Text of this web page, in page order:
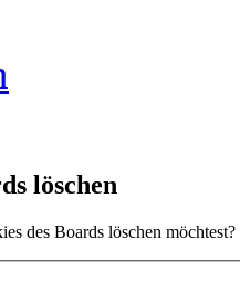
löschen
des Boards löschen möchtest?